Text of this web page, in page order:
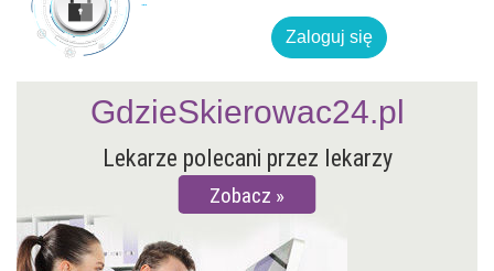
Zaloguj się
Lekarze polecani przez lekarzy
Zobacz
GdzieSkierowac24.pl